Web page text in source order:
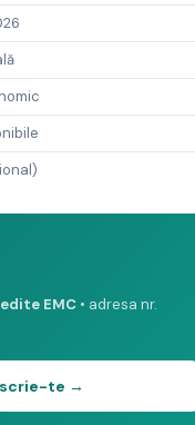
EMC • adresa nr.
te →